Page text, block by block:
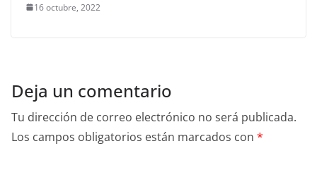
16 octubre, 2022
Deja un comentario
Tu dirección de correo electrónico no será publicada.
Los campos obligatorios están marcados con *